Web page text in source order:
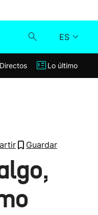
ES
Klisk
Lo último
Directos Lo último
Guardar